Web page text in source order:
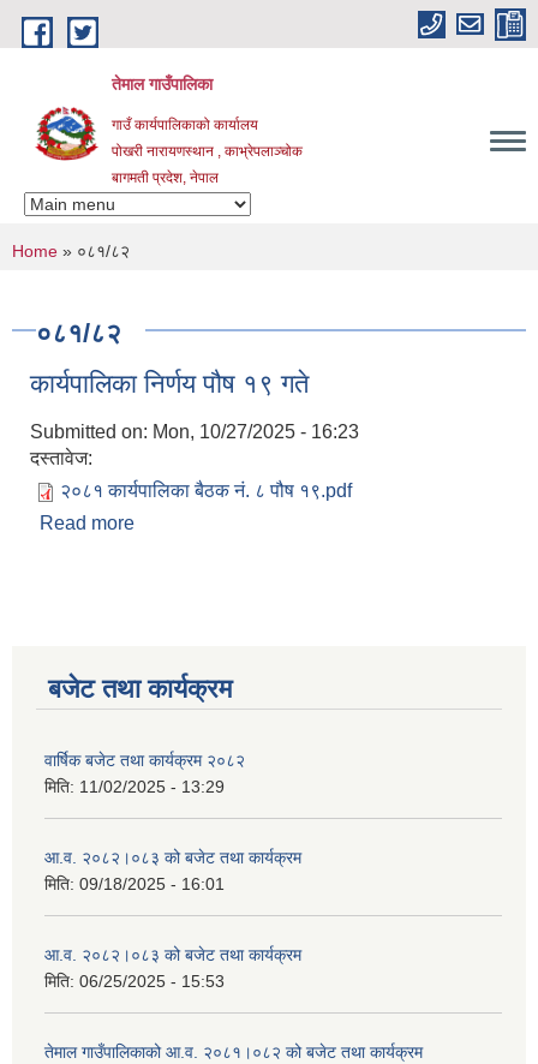
Skip to main content
तेमाल गाउँपालिका
गाउँ कार्यपालिकाको कार्यालय
पोखरी नारायणस्थान , काभ्रेपलाञ्चोक ‌‌‍‍‍‍‍‍
बागमती प्रदेश, नेपाल
You are here
Home » ०८१/८२
०८१/८२
कार्यपालिका निर्णय पौष १९ गते
Submitted on: Mon, 10/27/2025 - 16:23
दस्तावेज:
२०८१ कार्यपालिका बैठक नं. ८ पौष १९.pdf
Read more
बजेट तथा कार्यक्रम
वार्षिक बजेट तथा कार्यक्रम २०८२
मिति: 11/02/2025 - 13:29
आ.व. २०८२।०८३ को बजेट तथा कार्यक्रम
मिति: 09/18/2025 - 16:01
आ.व. २०८२।०८३ को बजेट तथा कार्यक्रम
मिति: 06/25/2025 - 15:53
तेमाल गाउँपालिकाको आ.व. २०८१।०८२ को बजेट तथा कार्यक्रम